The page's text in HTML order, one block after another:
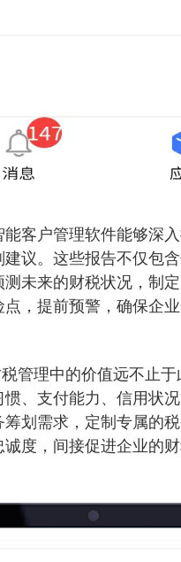
客户管理软件能够深
议。这些报告不仅包
未来的财税状况，制
，提前预警，确保企业
管理中的价值远不止
、支付能力、信用状
划需求，定制专属的
度，间接促进企业的财